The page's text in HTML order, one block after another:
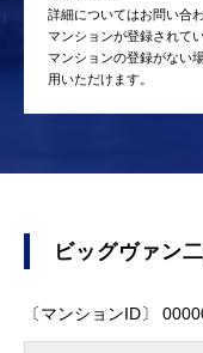
詳細についてはお問い合
マンションが登録されて
マンションの登録がない
用いただけます。
ビッグヴァン
〔マンションID〕